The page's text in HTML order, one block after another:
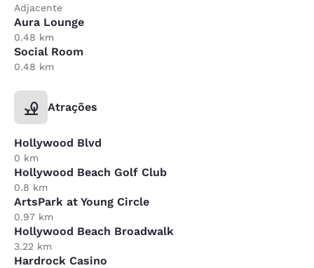
Adjacente
Aura Lounge
0.48 km
Social Room
0.48 km
Atrações
Hollywood Blvd
0 km
Hollywood Beach Golf Club
0.8 km
ArtsPark at Young Circle
0.97 km
Hollywood Beach Broadwalk
3.22 km
Hardrock Casino